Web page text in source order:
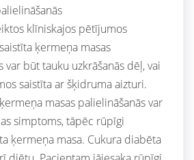
klīniskajos pētījumos
ķermeņa masas
var būt tauku uzkrāšanās dēļ, vai
saistīta ar šķidruma aizturi.
masas palielināšanās var
simptoms, tāpēc rūpīgi
ķermeņa masa. Cukura diabēta